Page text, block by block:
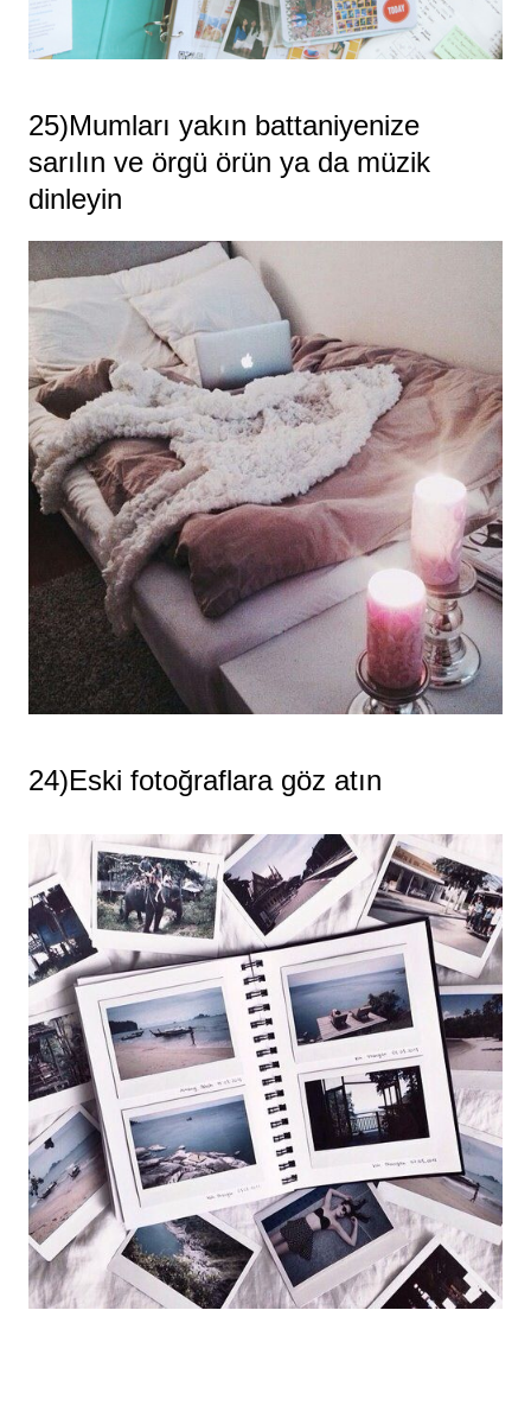
25)Mumları yakın battaniyenize
sarılın ve örgü örün ya da müzik
dinleyin
24)Eski fotoğraflara göz atın